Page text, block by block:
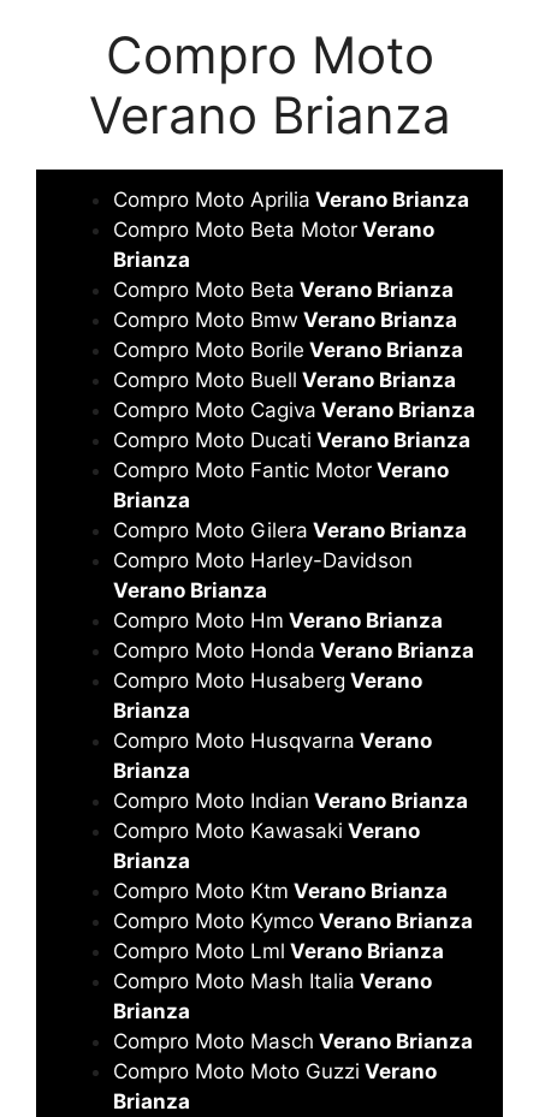
Compro Moto
Verano Brianza
Compro Moto Aprilia Verano Brianza
Compro Moto Beta Motor Verano
Brianza
Compro Moto Beta Verano Brianza
Compro Moto Bmw Verano Brianza
Compro Moto Borile Verano Brianza
Compro Moto Buell Verano Brianza
Compro Moto Cagiva Verano Brianza
Compro Moto Ducati Verano Brianza
Compro Moto Fantic Motor Verano
Brianza
Compro Moto Gilera Verano Brianza
Compro Moto Harley-Davidson
Verano Brianza
Compro Moto Hm Verano Brianza
Compro Moto Honda Verano Brianza
Compro Moto Husaberg Verano
Brianza
Compro Moto Husqvarna Verano
Brianza
Compro Moto Indian Verano Brianza
Compro Moto Kawasaki Verano
Brianza
Compro Moto Ktm Verano Brianza
Compro Moto Kymco Verano Brianza
Compro Moto Lml Verano Brianza
Compro Moto Mash Italia Verano
Brianza
Compro Moto Masch Verano Brianza
Compro Moto Moto Guzzi Verano
Brianza